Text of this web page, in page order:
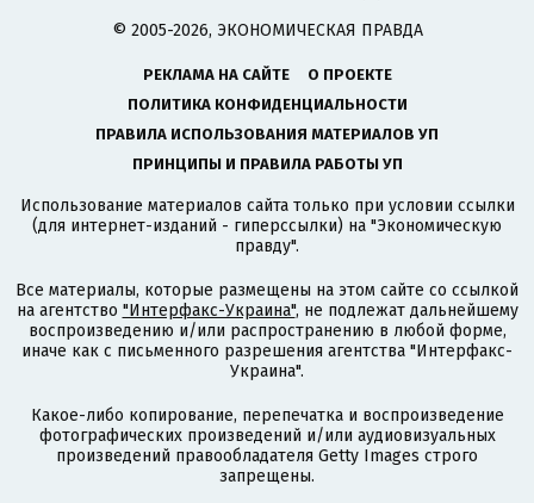
© 2005-2026, ЭКОНОМИЧЕСКАЯ ПРАВДА
РЕКЛАМА НА САЙТЕ
О ПРОЕКТЕ
ПОЛИТИКА КОНФИДЕНЦИАЛЬНОСТИ
ПРАВИЛА ИСПОЛЬЗОВАНИЯ МАТЕРИАЛОВ УП
ПРИНЦИПЫ И ПРАВИЛА РАБОТЫ УП
Использование материалов сайта только при условии ссылки
(для интернет-изданий - гиперссылки) на "Экономическую
правду".
Все материалы, которые размещены на этом сайте со ссылкой
на агентство "Интерфакс-Украина", не подлежат дальнейшему
воспроизведению и/или распространению в любой форме,
иначе как с письменного разрешения агентства "Интерфакс-
Украина".
Какое-либо копирование, перепечатка и воспроизведение
фотографических произведений и/или аудиовизуальных
произведений правообладателя Getty Images строго
запрещены.